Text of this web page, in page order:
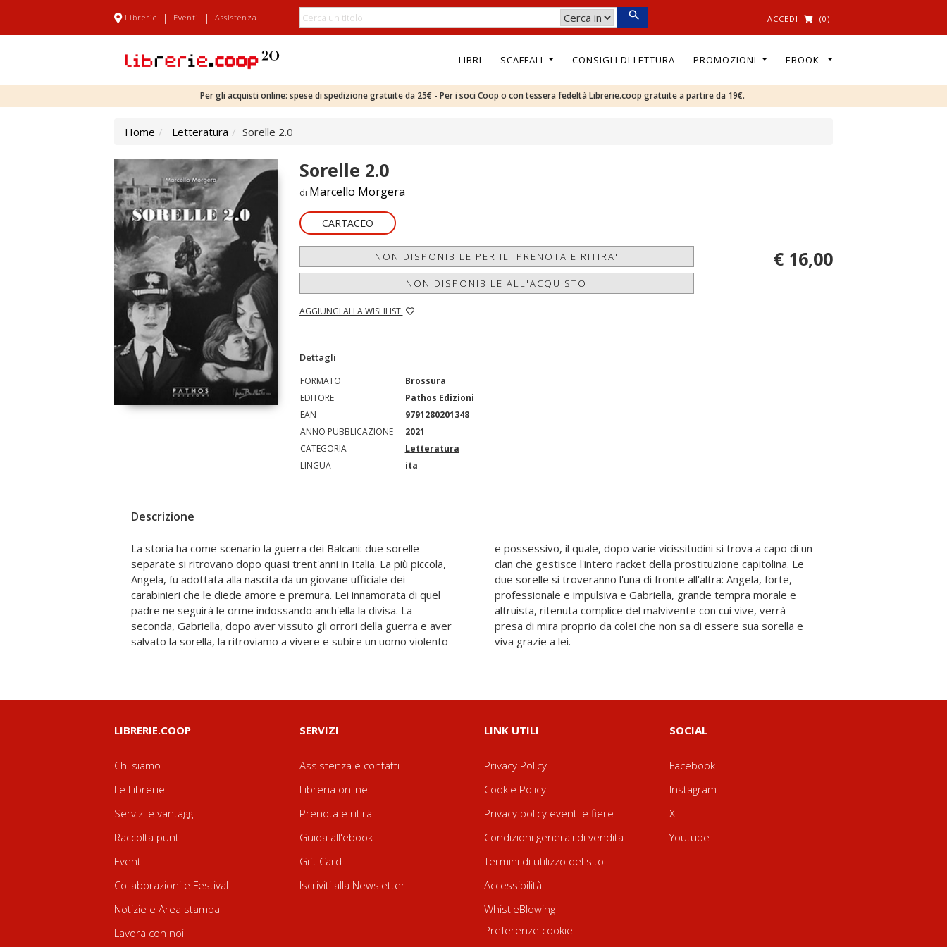
Librerie | Eventi | Assistenza ACCEDI (0)
LIBRI SCAFFALI CONSIGLI DI LETTURA PROMOZIONI EBOOK
Per gli acquisti online: spese di spedizione gratuite da 25€ - Per i soci Coop o con tessera fedeltà Librerie.coop gratuite a partire da 19€.
Home Letteratura Sorelle 2.0
Sorelle 2.0
di Marcello Morgera
CARTACEO
NON DISPONIBILE PER IL 'PRENOTA E RITIRA'
NON DISPONIBILE ALL'ACQUISTO
AGGIUNGI ALLA WISHLIST
€ 16,00
Dettagli
FORMATO
Brossura
EDITORE
Pathos Edizioni
EAN
9791280201348
ANNO PUBBLICAZIONE
2021
CATEGORIA
Letteratura
LINGUA
ita
Descrizione
La storia ha come scenario la guerra dei Balcani: due sorelle
separate si ritrovano dopo quasi trent'anni in Italia. La più piccola,
Angela, fu adottata alla nascita da un giovane ufficiale dei
carabinieri che le diede amore e premura. Lei innamorata di quel
padre ne seguirà le orme indossando anch'ella la divisa. La
seconda, Gabriella, dopo aver vissuto gli orrori della guerra e aver
salvato la sorella, la ritroviamo a vivere e subire un uomo violento
e possessivo, il quale, dopo varie vicissitudini si trova a capo di un
clan che gestisce l'intero racket della prostituzione capitolina. Le
due sorelle si troveranno l'una di fronte all'altra: Angela, forte,
professionale e impulsiva e Gabriella, grande tempra morale e
altruista, ritenuta complice del malvivente con cui vive, verrà
presa di mira proprio da colei che non sa di essere sua sorella e
viva grazie a lei.
LIBRERIE.COOP
Chi siamo
Le Librerie
Servizi e vantaggi
Raccolta punti
Eventi
Collaborazioni e Festival
Notizie e Area stampa
Lavora con noi
SERVIZI
Assistenza e contatti
Libreria online
Prenota e ritira
Guida all'ebook
Gift Card
Iscriviti alla Newsletter
LINK UTILI
Privacy Policy
Cookie Policy
Privacy policy eventi e fiere
Condizioni generali di vendita
Termini di utilizzo del sito
Accessibilità
WhistleBlowing
Preferenze cookie
SOCIAL
Facebook
Instagram
X
Youtube